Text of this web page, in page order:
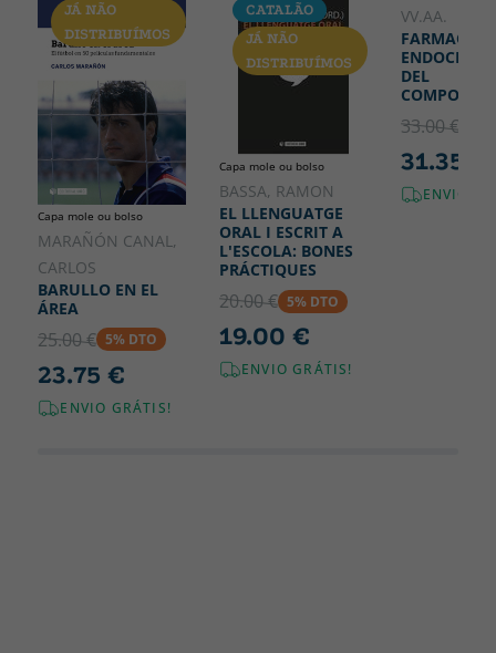
JÁ NÃO
DISTRIBUÍMOS
Capa mole ou bolso
MARAÑÓN CANAL,
CARLOS
BARULLO EN EL
ÁREA
25.00 € 5% DTO
23.75 €
ENVIO GRÁTIS!
CATALÃO
JÁ NÃO
DISTRIBUÍMOS
Capa mole ou bolso
BASSA, RAMON
EL LLENGUATGE
ORAL I ESCRIT A
L'ESCOLA: BONES
PRÁCTIQUES
20.00 € 5% DTO
19.00 €
ENVIO GRÁTIS!
JÁ NÃO
VV.AA.
DEL
33.00 €
31.35 €
ENVIO